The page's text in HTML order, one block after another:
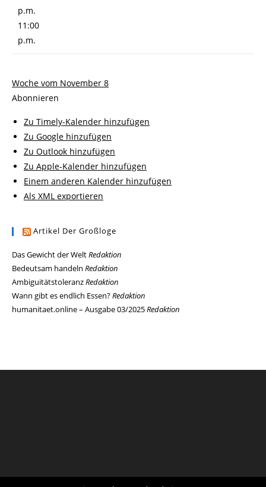
p.m.
11:00
p.m.
Woche vom November 8
Abonnieren
Zu Timely-Kalender hinzufügen
Zu Google hinzufügen
Zu Outlook hinzufügen
Zu Apple-Kalender hinzufügen
Einem anderen Kalender hinzufügen
Als XML exportieren
Artikel Der Großloge
Das Gewicht der WeltRedaktion
Bedeutsam handeln Redaktion
AmbiguitätstoleranzRedaktion
Wann gibt es endlich Essen?Redaktion
humanitaet.online – Ausgabe 03/2025Redaktion